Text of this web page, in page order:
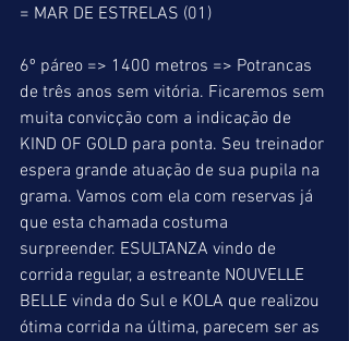
= MAR DE ESTRELAS (01)
6º páreo => 1400 metros => Potrancas
de três anos sem vitória. Ficaremos sem
muita convicção com a indicação de
KIND OF GOLD para ponta. Seu treinador
espera grande atuação de sua pupila na
grama. Vamos com ela com reservas já
que esta chamada costuma
surpreender. ESULTANZA vindo de
corrida regular, a estreante NOUVELLE
BELLE vinda do Sul e KOLA que realizou
ótima corrida na última, parecem ser as